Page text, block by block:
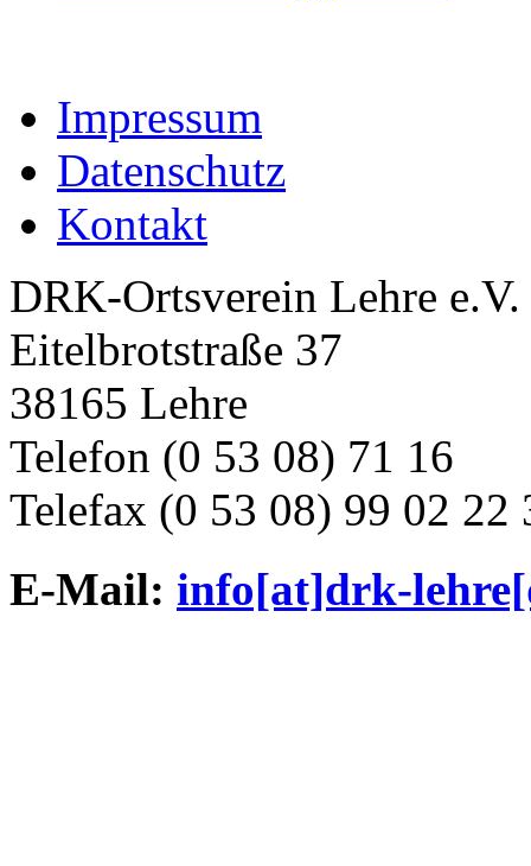
Impressum
Datenschutz
Kontakt
DRK-Ortsverein Lehre e.V.
Eitelbrotstraße 37
38165 Lehre
Telefon (0 53 08) 71 16
Telefax (0 53 08) 99 02 22
E-Mail: info[at]drk-